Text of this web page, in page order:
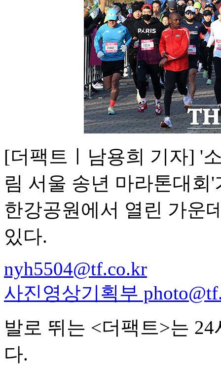
[더팩트ㅣ남용희 기자] '
림 서울 송년 마라톤대회
한강공원에서 열린 가운
있다.
nyh5504@tf.co.kr
사진영상기획부
발로 뛰는 <더팩트>는
다.